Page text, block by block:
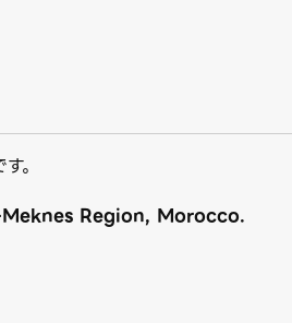
。
Region, Morocco.